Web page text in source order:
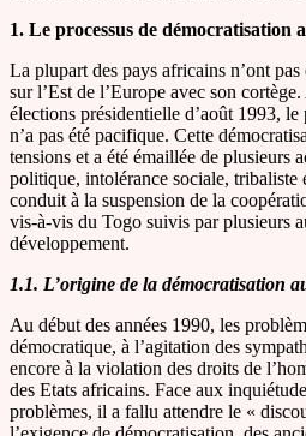
1. Le processus de démocratisation
La plupart des pays africains n’ont
sur l’Est de l’Europe avec son
élections présidentielle d’août 1993, le
n’a pas été pacifique. Cette
tensions et a été émaillée de plusieurs
politique, intolérance sociale, tribaliste
conduit à la suspension de la
vis-à-vis du Togo suivis par plusieurs
développement.
1.1. L’origine de la démocratisation
Au début des années 1990, les
démocratique, à l’agitation des
encore à la violation des droits de
des Etats africains. Face aux
problèmes, il a fallu attendre le «